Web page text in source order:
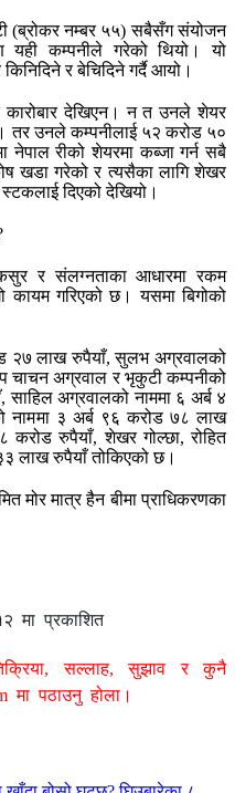
(ब्रोकर नम्बर ५५) सबैसँग संयोजन
यही कम्पनीले गरेको थियो। यो
र बेचिदिने गर्दै आयो।
कारोबार देखिएन। न त उनले शेयर
तर उनले कम्पनीलाई ५२ करोड ५०
नेपाल रीको शेयरमा कब्जा गर्न सबै
खडा गरेको र त्यसैका लागि शेखर
दिएको देखियो।
कसुर र संलग्नताका आधारमा रकम
कायम गरिएको छ। यसमा बिगोको
२७ लाख रुपैयाँ, सुलभ अग्रवालको
चाचन अग्रवाल र भृकुटी कम्पनीको
अग्रवालको नाममा ६ अर्ब ४
नाममा ३ अर्ब ९६ करोड ७८ लाख
करोड रुपैयाँ, शेखर गोल्छा, रोहित
लाख रुपैयाँ तोकिएको छ।
मोर मात्र हैन बीमा प्राधिकरणका
मा प्रकाशित
सल्लाह, सुझाव र कुनै
मा पठाउनु होला।